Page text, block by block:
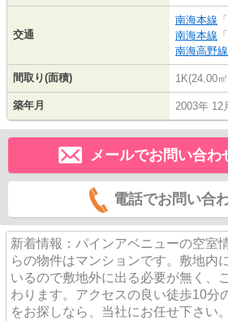
交通
南海本線 「
南海本線 「
南海高野線
間取り(面積) 1K(24.00
築年月 2003年 12
メールでお問い合わ
電話でお問い合
新着情報：パインアベニューの空室
らの物件はマンションです。敷地内
いるので敷地外に出る必要が無く、
わります。アクセスの良い徒歩10分
をお探しなら、当社にお任せ下さい